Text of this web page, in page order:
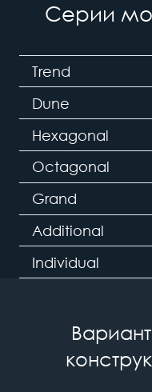
Серии
Trend
Dune
Hexagonal
Octagonal
Grand
Additional
Individual